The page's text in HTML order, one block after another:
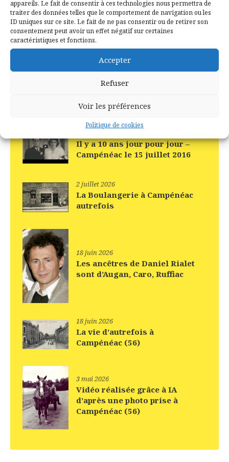
appareils. Le fait de consentir à ces technologies nous permettra de
traiter des données telles que le comportement de navigation ou les
ID uniques sur ce site. Le fait de ne pas consentir ou de retirer son
consentement peut avoir un effet négatif sur certaines
caractéristiques et fonctions.
Accepter
Refuser
Voir les préférences
Politique de cookies
Salon/Exposition
Site internet
Vidéo
Recent Posts
Il y a 10 ans jour pour jour –
Campénéac le 15 juillet 2016
2 juillet 2026
La Boulangerie à Campénéac
autrefois
18 juin 2026
Les ancêtres de Daniel Rialet
sont d’Augan, Caro, Ruffiac
18 juin 2026
La vie d’autrefois à
Campénéac (56)
3 mai 2026
Vidéo réalisée grâce à IA
d’après une photo prise à
Campénéac (56)